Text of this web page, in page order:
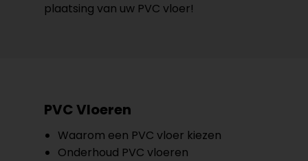
plaatsing van uw PVC vloer!
PVC Vloeren
Waarom een PVC vloer kiezen
Onderhoud PVC vloeren